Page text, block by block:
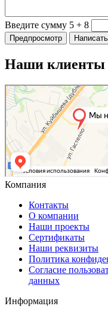
Введите сумму 5 + 8
Наши клиенты
Компания
Контакты
О компании
Наши проекты
Сертификаты
Наши реквизиты
Политика
Согласие
данных
Информация